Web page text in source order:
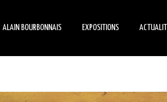
ALAIN BOURBONNAIS EXPOSITIONS
TEMPORAIRES